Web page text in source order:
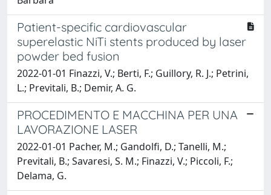
Patient-specific cardiovascular
superelastic NiTi stents produced by laser
powder bed fusion
2022-01-01 Finazzi, V.; Berti, F.; Guillory, R. J.; Petrini,
L.; Previtali, B.; Demir, A. G.
PROCEDIMENTO E MACCHINA PER UNA
LAVORAZIONE LASER
2022-01-01 Pacher, M.; Gandolfi, D.; Tanelli, M.;
Previtali, B.; Savaresi, S. M.; Finazzi, V.; Piccoli, F.;
Delama, G.